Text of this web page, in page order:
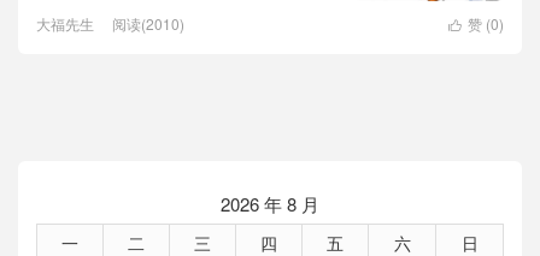
 赞 (0)
大福先生 阅读(2010)
2026 年 8 月
一 二 三 四 五 六
日